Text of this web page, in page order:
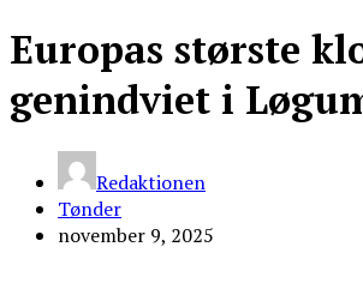
Europas største
genindviet i
Redaktionen
Tønder
november 9, 2025